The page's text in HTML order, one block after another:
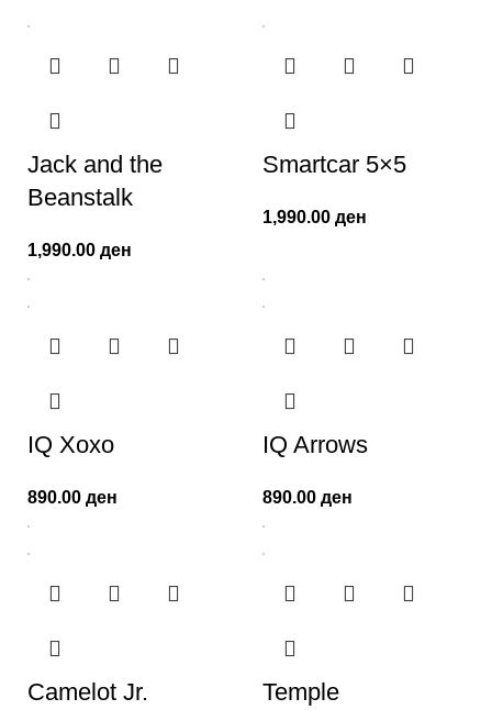
Jack and the
Beanstalk
1,990.00 ден
Smartcar 5×5
1,990.00 ден
IQ Xoxo
890.00 ден
IQ Arrows
890.00 ден
Camelot Jr.
Temple